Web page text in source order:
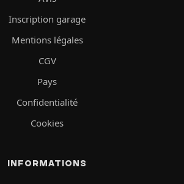
Inscription garage
Mentions légales
CGV
Pays
Confidentialité
Cookies
INFORMATIONS